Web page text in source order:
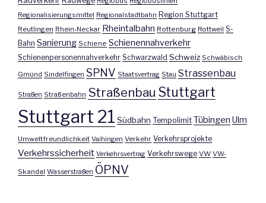
Regionalisierungsmittel Regionalstadtbahn Region Stuttgart
Reutlingen Rhein-Neckar Rheintalbahn Rottenburg Rottweil S-
Bahn Sanierung Schiene Schienennahverkehr
Schienenpersonennahverkehr Schwarzwald Schweiz Schwäbisch
Gmünd Sindelfingen SPNV Staatsvertrag Stau Strassenbau
Straßen Straßenbahn Straßenbau Stuttgart
Stuttgart 21 Südbahn Tempolimit Tübingen Ulm
Umweltfreundlichkeit Vaihingen Verkehr Verkehrsprojekte
Verkehrssicherheit Verkehrsvertrag Verkehrswege VW VW-
Skandal Wasserstraßen ÖPNV